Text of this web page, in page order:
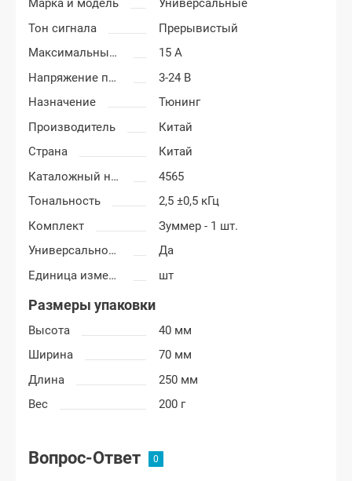
Марка и модель
Универсальные
Тон сигнала
Прерывистый
Максимальный ток
15 А
Напряжение питания
3-24 В
Назначение
Тюнинг
Производитель
Китай
Страна
Китай
Каталожный номер
4565
Тональность
2,5 ±0,5 кГц
Комплект
Зуммер - 1 шт.
Универсальность
Да
Единица измерения
шт
Размеры упаковки
Высота
40 мм
Ширина
70 мм
Длина
250 мм
Вес
200 г
Вопрос-Ответ